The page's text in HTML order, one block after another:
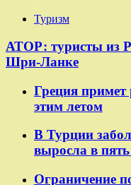
Туризм
АТОР: туристы из
Шри-Ланке
Греция примет
этим летом
В Турции
выросла в
Ограничение